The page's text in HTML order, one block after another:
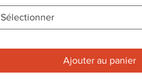
Sélectionner
Ajouter au panier